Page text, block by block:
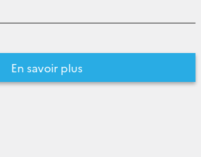
En savoir plus